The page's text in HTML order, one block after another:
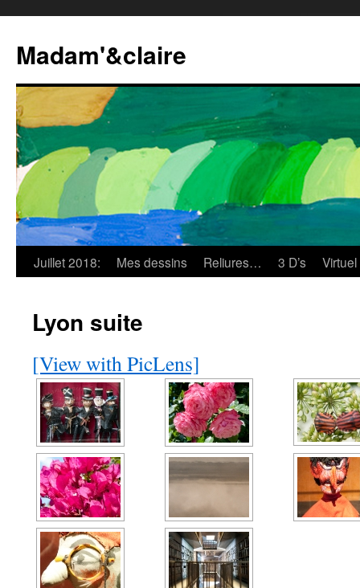
Madam'&claire
Juillet 2018: Mes dessins Reliures… 3 D’s Virtuel
Lyon suite
[View with PicLens]